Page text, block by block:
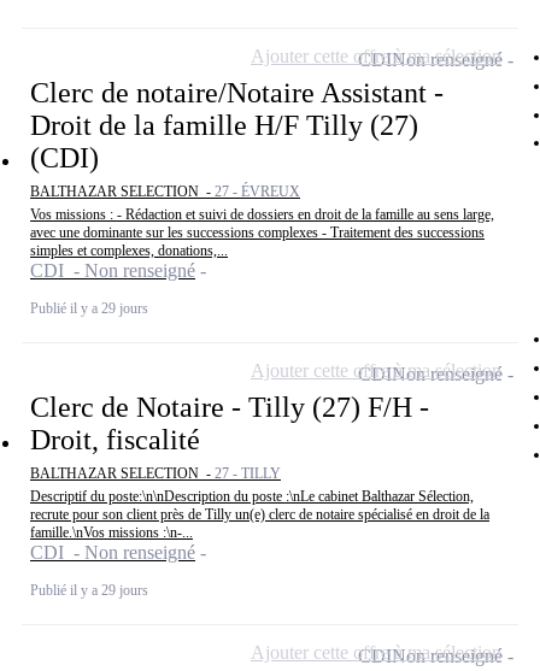
Clerc de notaire/Notaire Assistant -
Droit de la famille H/F Tilly (27)
(CDI)
BALTHAZAR SELECTION - 27 - ÉVREUX
Vos missions : - Rédaction et suivi de dossiers en droit de la famille au sens large,
avec une dominante sur les successions complexes - Traitement des successions
simples et complexes, donations,...
CDI - Non renseigné
Publié il y a 29 jours
CDINon renseigné
Ajouter cette offre à ma sélection
Clerc de Notaire - Tilly (27) F/H -
Droit, fiscalité
BALTHAZAR SELECTION - 27 - TILLY
Descriptif du poste:\n\nDescription du poste :\nLe cabinet Balthazar Sélection,
recrute pour son client près de Tilly un(e) clerc de notaire spécialisé en droit de la
famille.\nVos missions :\n-...
CDI - Non renseigné
Publié il y a 29 jours
CDINon renseigné
Ajouter cette offre à ma sélection
CDINon renseigné
Ajouter cette offre à ma sélection